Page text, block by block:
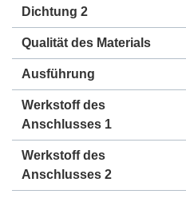
Dichtung 2
Qualität des Materials
Ausführung
Werkstoff des
Anschlusses 1
Werkstoff des
Anschlusses 2